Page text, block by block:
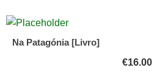
Na Patagónia [Livro]
€16.00